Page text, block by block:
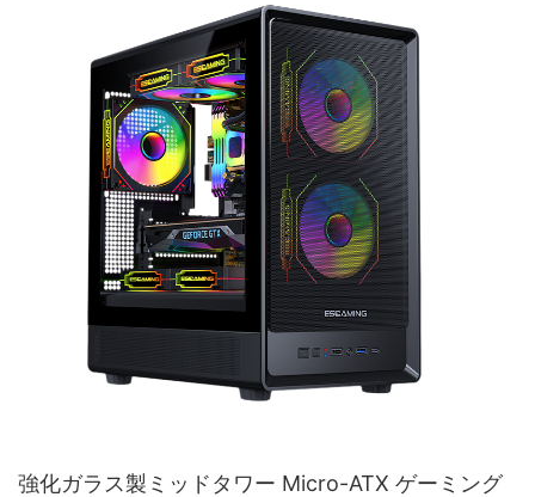
強化ガラス製ミッドタワー Micro-ATX ゲーミング